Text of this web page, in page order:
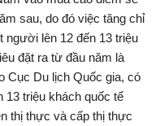
sau, do đó việc tăng chỉ
người lên 12 đến 13 triệu
đặt ra từ đầu năm là
Cục Du lịch Quốc gia, có
13 triệu khách quốc tế
thị thực và cấp thị thực